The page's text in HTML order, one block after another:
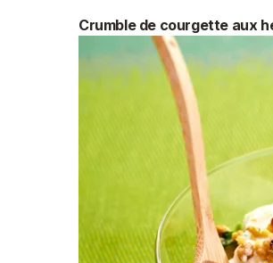
Crumble de courgette aux